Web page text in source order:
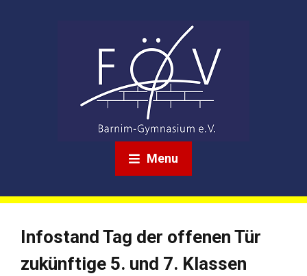
Menu
Infostand Tag der offenen Tür
zukünftige 5. und 7. Klassen